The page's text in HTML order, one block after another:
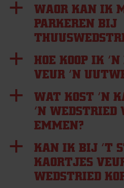
a
WAOR KAN IK
PARKEREN BIJ
a
HOE KOOP IK
VEUR ’N
a
WAT KOST ’N
’N WEDSTRIED
EMMEN?
a
KAN IK BIJ ’T
KAORTJES
WEDSTRIED